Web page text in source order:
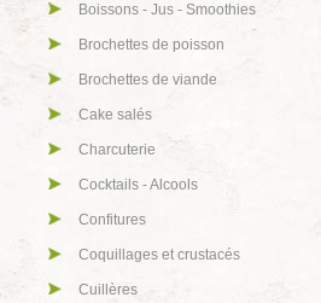
Boissons - Jus - Smoothies
Brochettes de poisson
Brochettes de viande
Cake salés
Charcuterie
Cocktails - Alcools
Confitures
Coquillages et crustacés
Cuillères